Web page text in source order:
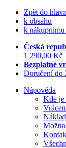
Zpět do
k obsahu
k
Česká
1 290,00 Kč
Bezplatné
Doručení do
Nápověda
Kde je